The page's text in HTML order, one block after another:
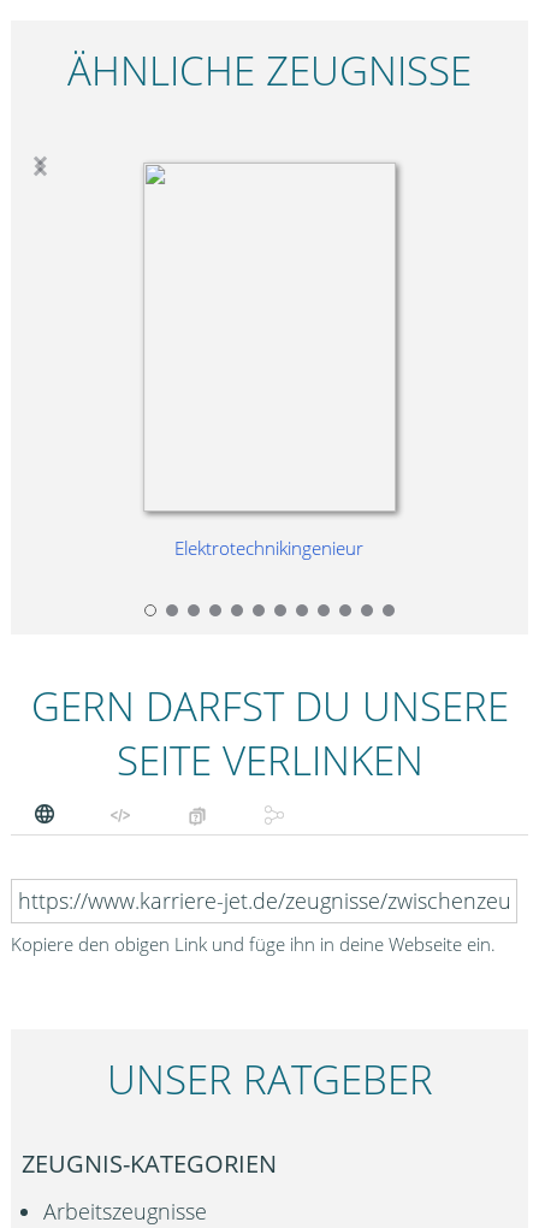
ÄHNLICHE ZEUGNISSE
Elektrotechnikingenieur
GERN DARFST DU UNSERE
SEITE VERLINKEN
Kopiere den obigen Link und füge ihn in deine Webseite ein.
UNSER RATGEBER
ZEUGNIS-KATEGORIEN
Arbeitszeugnisse